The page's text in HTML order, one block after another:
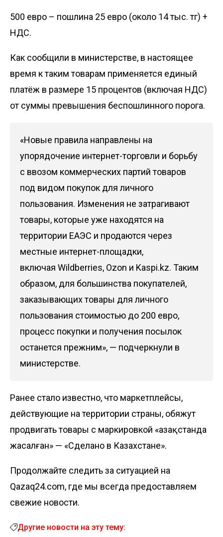
500 евро – пошлина 25 евро (около 14 тыс. тг) +
НДС.
Как сообщили в министерстве, в настоящее
время к таким товарам применяется единый
платёж в размере 15 процентов (включая НДС)
от суммы превышения беспошлинного порога.
«Новые правила направлены на
упорядочение интернет-торговли и борьбу
с ввозом коммерческих партий товаров
под видом покупок для личного
пользования. Изменения не затрагивают
товары, которые уже находятся на
территории ЕАЭС и продаются через
местные интернет-площадки,
включая Wildberries, Ozon и Kaspi.kz. Таким
образом, для большинства покупателей,
заказывающих товары для личного
пользования стоимостью до 200 евро,
процесс покупки и получения посылок
останется прежним», — подчеркнули в
министерстве.
Ранее стало известно, что маркетплейсы,
действующие на территории страны, обяжут
продвигатьтовары с маркировкой «Қазақстанда
жасалған» — «Сделано в Казахстане».
Продолжайте следить за ситуацией на
Qazaq24.com, где мы всегда предоставляем
свежие новости.
Другие новости на эту тему: